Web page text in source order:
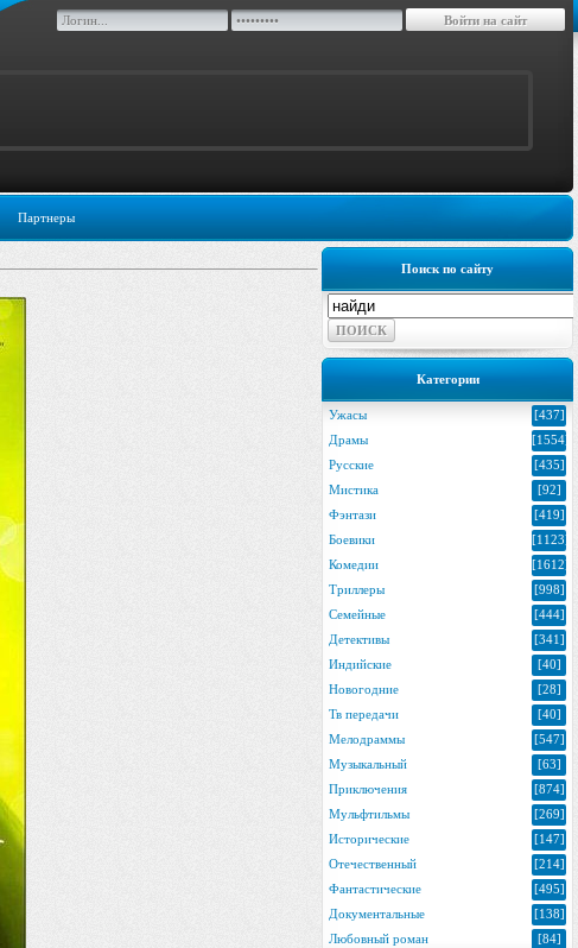
Партнеры
Поиск по сайту
Категории
Ужасы
[437]
Драмы
[1554]
Русские
[435]
Мистика
[92]
Фэнтази
[419]
Боевики
[1123]
Комедии
[1612]
Триллеры
[998]
Семейные
[444]
Детективы
[341]
Индийские
[40]
Новогодние
[28]
Тв передачи
[40]
Мелодраммы
[547]
Музыкальный
[63]
Приключения
[874]
Мульфтильмы
[269]
Исторические
[147]
Отечественный
[214]
Фантастические
[495]
Документальные
[138]
Любовный роман
[84]